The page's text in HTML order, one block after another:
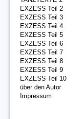
EXZESS Teil 2
EXZESS Teil 3
EXZESS Teil 4
EXZESS Teil 5
EXZESS Teil 6
EXZESS Teil 7
EXZESS Teil 8
EXZESS Teil 9
EXZESS Teil 10
über den Autor
Impressum